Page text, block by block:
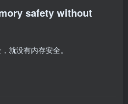
safety without
就没有内存安全。